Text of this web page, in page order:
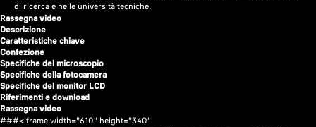
di ricerca e nelle università tecniche.
Rassegna video
Descrizione
Caratteristiche chiave
Confezione
Specifiche del microscopio
Specifiche della fotocamera
Specifiche del monitor LCD
Riferimenti e download
Rassegna video
###<iframe width="610" height="340"